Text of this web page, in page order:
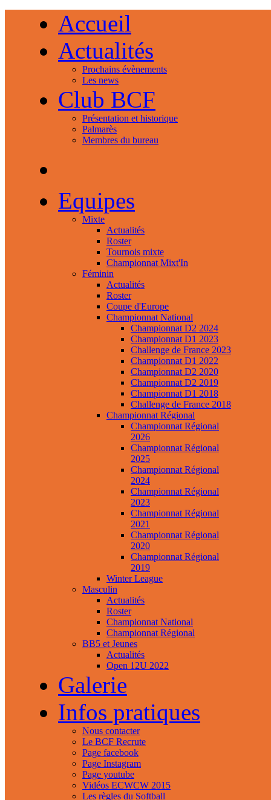
Accueil
Actualités
Prochains évènements
Les news
Club BCF
Présentation et historique
Palmarès
Membres du bureau
Equipes
Mixte
Actualités
Roster
Tournois mixte
Championnat Mixt'In
Féminin
Actualités
Roster
Coupe d'Europe
Championnat National
Championnat D2 2024
Championnat D1 2023
Challenge de France 2023
Championnat D1 2022
Championnat D2 2020
Championnat D2 2019
Championnat D1 2018
Challenge de France 2018
Championnat Régional
Championnat Régional
2026
Championnat Régional
2025
Championnat Régional
2024
Championnat Régional
2023
Championnat Régional
2021
Championnat Régional
2020
Championnat Régional
2019
Winter League
Masculin
Actualités
Roster
Championnat National
Championnat Régional
BB5 et Jeunes
Actualités
Open 12U 2022
Galerie
Infos pratiques
Nous contacter
Le BCF Recrute
Page facebook
Page Instagram
Page youtube
Vidéos ECWCW 2015
Les règles du Softball